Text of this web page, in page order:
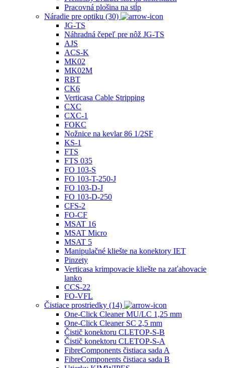
Pracovná plošina na stĺp
Náradie pre optiku (30)
JG-TS
Náhradná čepeľ pre nôž JG-TS
AJS
ACS‐K
MK02
MK02M
RBT
CK6
Verticasa Cable Stripping
CXC
CXC-1
FOKC
Nožnice na kevlar 86 1/2SF
KS‐1
FTS
FTS 035
FO 103‐S
FO 103‐T-250-J
FO 103‐D‐J
FO 103‐D‐250
CFS‐2
FO-CF
MSAT 16
MSAT Micro
MSAT 5
Manipulačné kliešte na konektory IET
Pinzety
Verticasa krimpovacie kliešte na zaťahovacie
lanko
CCS-22
FO-VFL
Čistiace prostriedky (14)
One-Click Cleaner MU/LC 1,25 mm
One-Click Cleaner SC 2,5 mm
Čistič konektoru CLETOP-S-B
Čistič konektoru CLETOP-S-A
FibreComponents čistiaca sada A
FibreComponents čistiaca sada B